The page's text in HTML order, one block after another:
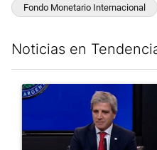
Fondo Monetario Internacional
Noticias en
Un artículo de tendencia